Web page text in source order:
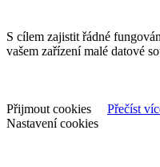
S cílem zajistit řádné
vašem zařízení malé datové
Přijmout cookies
Přečíst
Nastavení cookies